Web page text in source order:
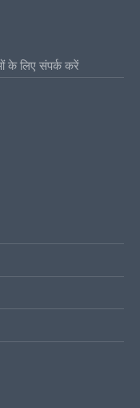
के लिए संपर्क करें